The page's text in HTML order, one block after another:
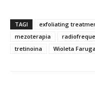
TAGI exfoliating
mezoterapia
tretinoina
Wioleta